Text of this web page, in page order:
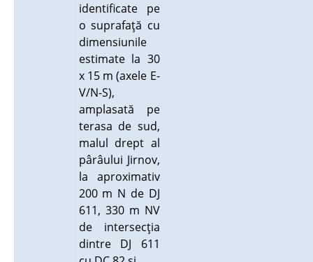
identificate pe
o suprafaţă cu
dimensiunile
estimate la 30
x 15 m (axele E-
V/N-S),
amplasată pe
terasa de sud,
malul drept al
pârâului Jirnov,
la aproximativ
200 m N de DJ
611, 330 m NV
de intersecţia
dintre DJ 611